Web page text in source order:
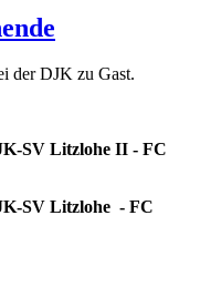
der DJK zu Gast.
SV Litzlohe II - FC
SV Litzlohe - FC